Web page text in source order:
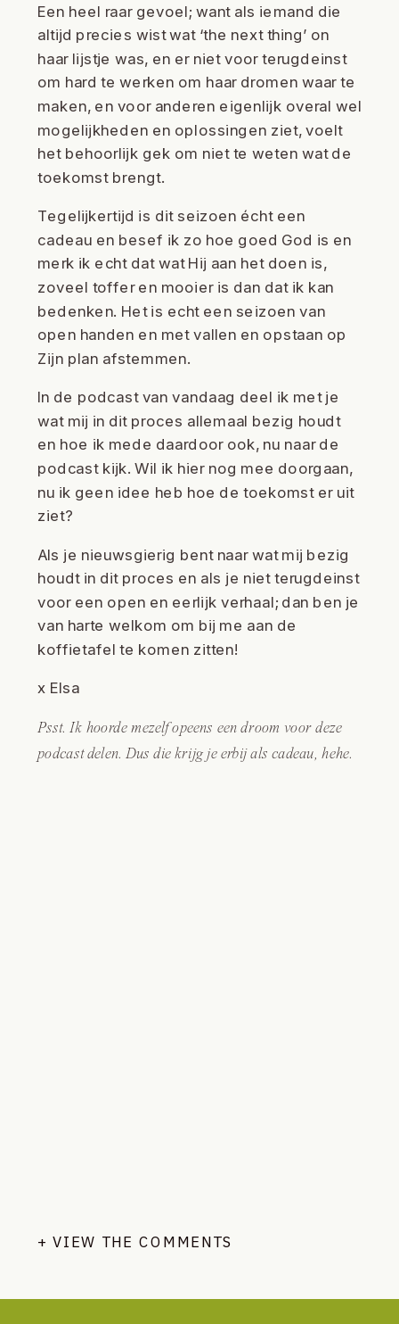
Een heel raar gevoel; want als iemand die
altijd precies wist wat ‘the next thing’ on
haar lijstje was, en er niet voor terugdeinst
om hard te werken om haar dromen waar te
maken, en voor anderen eigenlijk overal wel
mogelijkheden en oplossingen ziet, voelt
het behoorlijk gek om niet te weten wat de
toekomst brengt.
Tegelijkertijd is dit seizoen écht een
cadeau en besef ik zo hoe goed God is en
merk ik echt dat wat Hij aan het doen is,
zoveel toffer en mooier is dan dat ik kan
bedenken. Het is echt een seizoen van
open handen en met vallen en opstaan op
Zijn plan afstemmen.
In de podcast van vandaag deel ik met je
wat mij in dit proces allemaal bezig houdt
en hoe ik mede daardoor ook, nu naar de
podcast kijk. Wil ik hier nog mee doorgaan,
nu ik geen idee heb hoe de toekomst er uit
ziet?
Als je nieuwsgierig bent naar wat mij bezig
houdt in dit proces en als je niet terugdeinst
voor een open en eerlijk verhaal; dan ben je
van harte welkom om bij me aan de
koffietafel te komen zitten!
x Elsa
Psst. Ik hoorde mezelf opeens een droom voor deze
podcast delen. Dus die krijg je erbij als cadeau, hehe.
+ VIEW THE COMMENTS